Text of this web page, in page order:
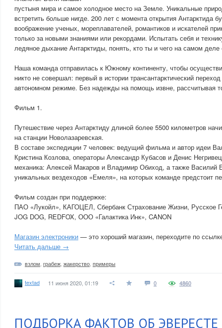
пустыня мира и самое холодное место на Земле. Уникальные
встретить больше нигде. 200 лет с момента открытия Антарктида
воображение ученых, мореплавателей, романтиков и искателей
только за новыми знаниями или рекордами. Испытать себя и
ледяное дыхание Антарктиды, понять, кто ты и чего на самом
Наша команда отправилась к Южному континенту, чтобы
никто не совершал: первый в истории трансантарктический
автономном режиме. Без надежды на помощь извне, рассчитывая
Фильм 1.
Путешествие через Антарктиду длиной более 5500 километров
на станции Новолазаревская.
В составе экспедиции 7 человек: ведущий фильма и автор идеи
Кристина Козлова, операторы Александр Кубасов и Денис
механика: Алексей Макаров и Владимир Обиход, а также Василий
уникальных вездеходов «Емеля», на которых команде предстоит
Фильм создан при поддержке:
ПАО «Лукойл», КАГОЦЕЛ, Сбербанк Страхование Жизни, Русское
JOG DOG, REDFOX, ООО «Галактика Инк», CANON
Магазин электроники — это хороший магазин, переходите по
Читать дальше →
взлом грабеж жакерство примеры
textad 11 июня 2020, 01:19 0 4860
ПОДБОРКА ФАКТОВ ОБ ЭВЕРЕСТЕ